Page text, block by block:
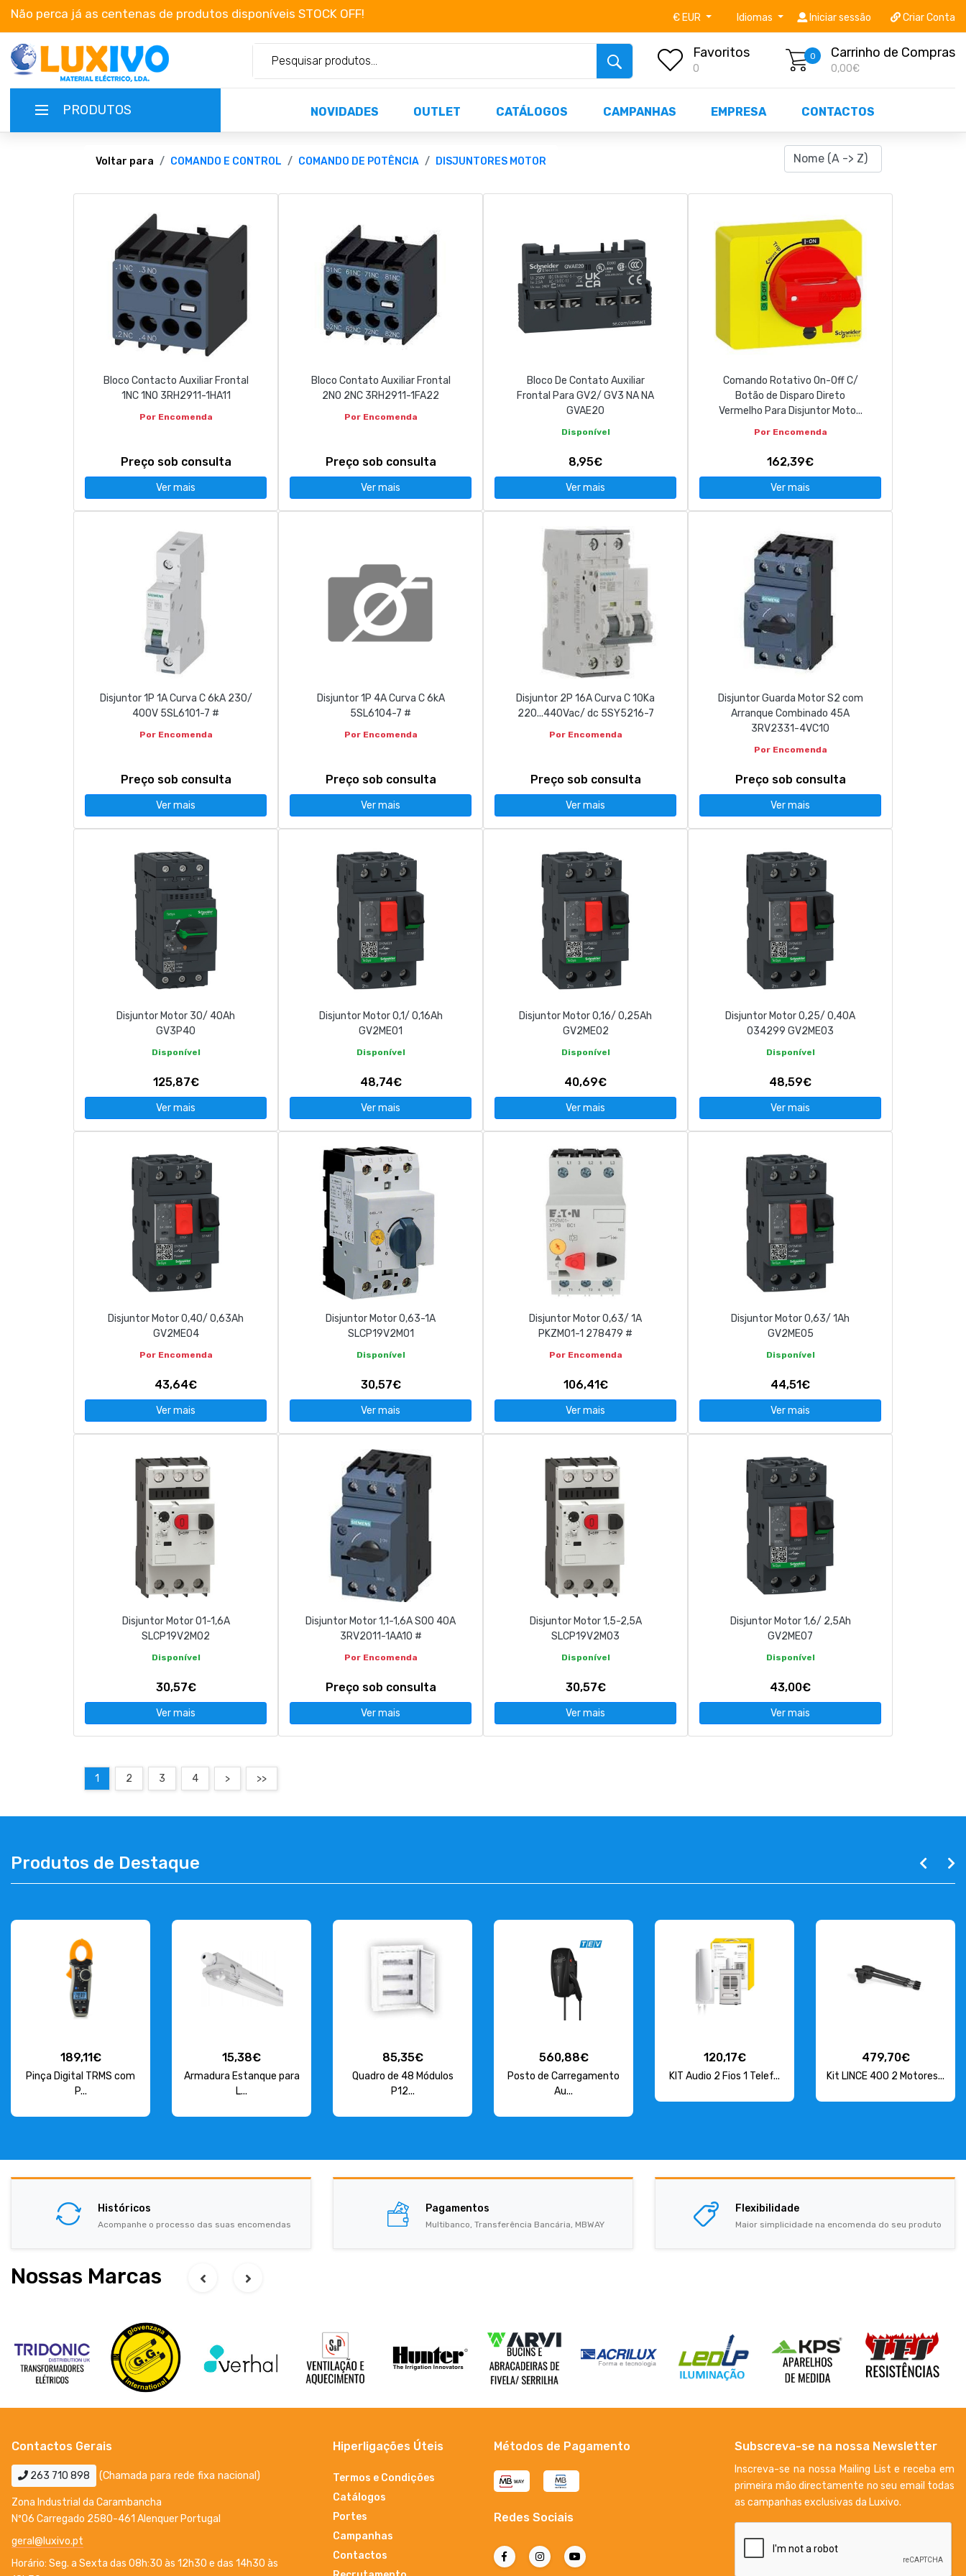
Não perca já as centenas de produtos disponíveis STOCK OFF! Não perca já as centenas de produtos disponíveis STOCK OFF! Não perca já as centenas de
€ EUR Idiomas Iniciar sessão Criar Conta
Favoritos
0
0 Carrinho de Compras
0,00€
PRODUTOS NOVIDADES OUTLET CATÁLOGOS CAMPANHAS EMPRESA CONTACTOS
TERMOS E CONDIÇÕES
geral@luxivo.pt
Voltar para COMANDO E CONTROL COMANDO DE POTÊNCIA DISJUNTORES MOTOR
Bloco Contacto Auxiliar Frontal
1NC 1NO 3RH2911-1HA11
Por Encomenda
Preço sob consulta
Ver mais
Bloco Contato Auxiliar Frontal
2NO 2NC 3RH2911-1FA22
Por Encomenda
Preço sob consulta
Ver mais
Bloco De Contato Auxiliar
Frontal Para GV2/ GV3 NA NA
GVAE20
Disponível
8,95€
Ver mais
Comando Rotativo On-Off C/
Botão de Disparo Direto
Vermelho Para Disjuntor Moto...
Por Encomenda
162,39€
Ver mais
Disjuntor 1P 1A Curva C 6kA 230/
400V 5SL6101-7 #
Por Encomenda
Preço sob consulta
Ver mais
Disjuntor 1P 4A Curva C 6kA
5SL6104-7 #
Por Encomenda
Preço sob consulta
Ver mais
Disjuntor 2P 16A Curva C 10Ka
220...440Vac/ dc 5SY5216-7
Por Encomenda
Preço sob consulta
Ver mais
Disjuntor Guarda Motor S2 com
Arranque Combinado 45A
3RV2331-4VC10
Por Encomenda
Preço sob consulta
Ver mais
Disjuntor Motor 30/ 40Ah
GV3P40
Disponível
125,87€
Ver mais
Disjuntor Motor 0,1/ 0,16Ah
GV2ME01
Disponível
48,74€
Ver mais
Disjuntor Motor 0,16/ 0,25Ah
GV2ME02
Disponível
40,69€
Ver mais
Disjuntor Motor 0,25/ 0,40A
034299 GV2ME03
Disponível
48,59€
Ver mais
Disjuntor Motor 0,40/ 0,63Ah
GV2ME04
Por Encomenda
43,64€
Ver mais
Disjuntor Motor 0,63-1A
SLCP19V2M01
Disponível
30,57€
Ver mais
Disjuntor Motor 0,63/ 1A
PKZM01-1 278479 #
Por Encomenda
106,41€
Ver mais
Disjuntor Motor 0,63/ 1Ah
GV2ME05
Disponível
44,51€
Ver mais
Disjuntor Motor 01-1,6A
SLCP19V2M02
Disponível
30,57€
Ver mais
Disjuntor Motor 1,1-1,6A S00 40A
3RV2011-1AA10 #
Por Encomenda
Preço sob consulta
Ver mais
Disjuntor Motor 1,5-2,5A
SLCP19V2M03
Disponível
30,57€
Ver mais
Disjuntor Motor 1,6/ 2,5Ah
GV2ME07
Disponível
43,00€
Ver mais
1 2 3 4 > >>
Produtos de Destaque
189,11€
Pinça Digital TRMS com
P...
15,38€
Armadura Estanque para
L...
85,35€
Quadro de 48 Módulos
P12...
560,88€
Posto de Carregamento
Au...
120,17€
KIT Audio 2 Fios 1 Telef...
479,70€
Kit LINCE 400 2 Motores...
Históricos
Acompanhe o processo das suas encomendas
Pagamentos
Multibanco, Transferência Bancária, MBWAY
Flexibilidade
Maior simplicidade na encomenda do seu produto
Nossas Marcas
Contactos Gerais
263 710 898 (Chamada para rede fixa nacional)
Zona Industrial da Carambancha
Nº06 Carregado 2580-461 Alenquer Portugal
geral@luxivo.pt
Horário: Seg. a Sexta das 08h:30 às 12h30 e das 14h30 às
Hiperligações Úteis
Termos e Condições
Catálogos
Portes
Campanhas
Contactos
Métodos de Pagamento
Redes Sociais
Subscreva-se na nossa Newsletter
Inscreva-se na nossa Mailing List e receba em
primeira mão directamente no seu email todas
as campanhas exclusivas da Luxivo.